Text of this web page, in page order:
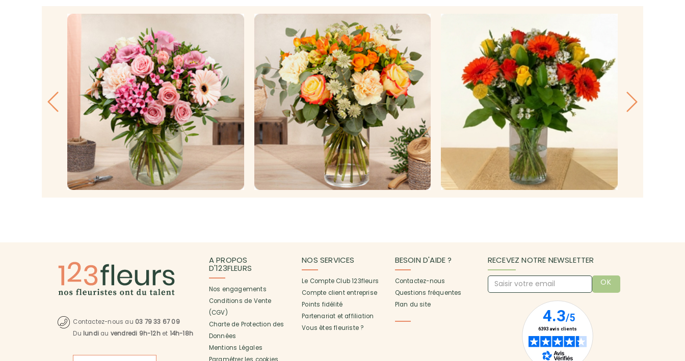
Contactez-nous au 03 79 33 67 09
Du lundi au vendredi 9h-12het 14h-18h
A PROPOS
D'123FLEURS
Nos engagements
Conditions de Vente
(CGV)
Charte de Protection des
Données
Mentions Légales
NOS SERVICES
Le Compte Club 123fleurs
Compte client entreprise
Points fidélité
Partenariat et affiliation
Vous êtes fleuriste ?
BESOIN D'AIDE ?
Contactez-nous
Questions fréquentes
Plan du site
RECEVEZ NOTRE NEWSLETTER
OK